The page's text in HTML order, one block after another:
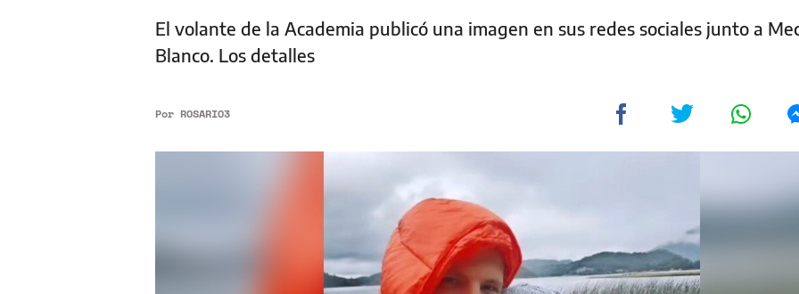
El volante de la Academia publicó una imagen en sus redes sociales junto a
Blanco. Los detalles
Por ROSARIO3